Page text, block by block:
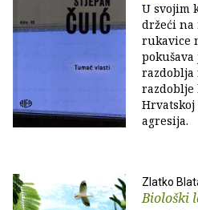
U svojim
držeći na
rukavice
razdoblja
razdoblje
Hrvatskoj
agresija.
Zlatko
Biološki